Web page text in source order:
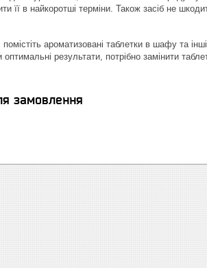
її в найкоротші терміни. Також засіб не
помістіть ароматизовані таблетки в шафу та
результати, потрібно замінити
замовлення